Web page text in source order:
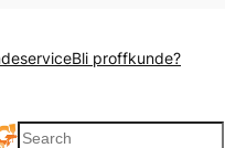
Bli proffkunde?
Search